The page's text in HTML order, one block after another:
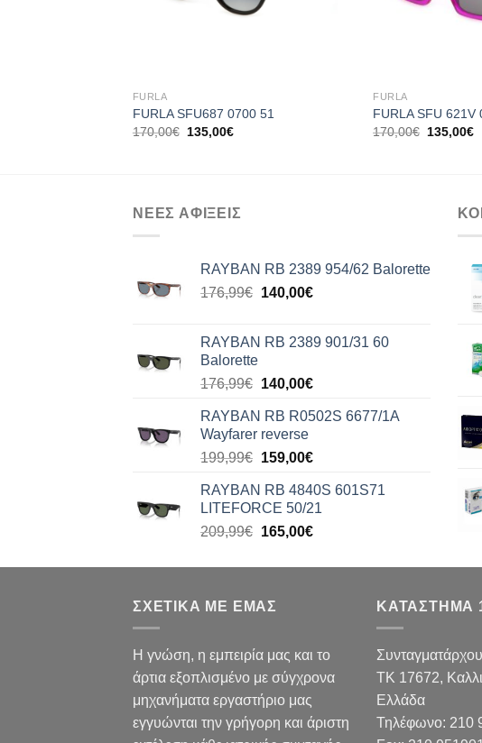
FURLA
FURLA SFU687 0700 51
170,00€ Original
135,00€Η
FURLA
FURLA SFU 621V
170,00€ Original
135,00€Η
ΝΕΕΣ ΑΦΙΞΕΙΣ
RAYBAN RB 2389 954/62 Balorette
176,99€ Original
176,99€.
140,00€Η
είναι:
RAYBAN RB 2389 901/31 60
Balorette
176,99€ Original
was:
176,99€.
140,00€Η
τιμή
140,00€.
RAYBAN RB R0502S 6677/1A
Wayfarer reverse
199,99€ Original
was:
199,99€.
159,00€Η
τιμή
είναι:
159,00€.
RAYBAN RB 4840S 601S71
LITEFORCE 50/21
209,99€ Original
was:
165,00€Η
τιμή
ΣΧΕΤΙΚΑ ΜΕ ΕΜΑΣ
Η γνώση, η εμπειρία μας και το
άρτια εξοπλισμένο με σύγχρονα
μηχανήματα εργαστήριο μας
εγγυώνται την γρήγορη και άριστη
ΚΑΤΑΣΤΗΜΑ
TK 17672,
Ελλάδα
Τηλέφωνο: 210